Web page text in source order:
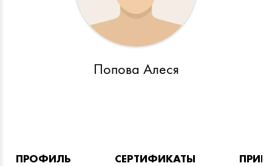
Попова Алеся
ПРОФИЛЬ СЕРТИФИКАТЫ